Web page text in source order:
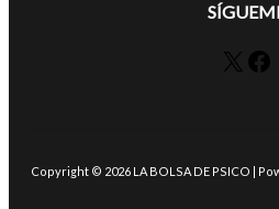
X
Copyright © 2026 LA BOLSA DE PSICO |